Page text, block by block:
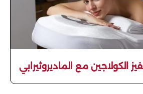
الكولاجين مع الماديروثيرابي